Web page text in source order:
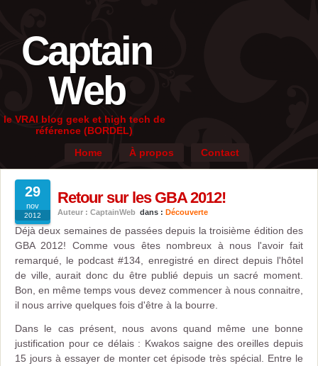
Captain
Web
le VRAI blog geek et high tech de
référence (BORDEL)
Home
À propos Contact
29
nov
2012
Retour sur les GBA 2012!
Auteur : CaptainWeb dans : Découverte
Déjà deux semaines de passées depuis la troisième édition des
GBA 2012! Comme vous êtes nombreux à nous l'avoir fait
remarqué, le podcast #134, enregistré en direct depuis l'hôtel
de ville, aurait donc du être publié depuis un sacré moment.
Bon, en même temps vous devez commencer à nous connaitre,
il nous arrive quelques fois d'être à la bourre.
Dans le cas présent, nous avons quand même une bonne
justification pour ce délais : Kwakos saigne des oreilles depuis
15 jours à essayer de monter cet épisode très spécial. Entre le